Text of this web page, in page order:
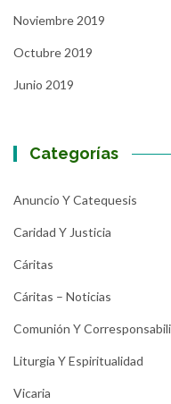
Noviembre 2019
Octubre 2019
Junio 2019
Categorías
Anuncio Y Catequesis
Caridad Y Justicia
Cáritas
Cáritas – Noticias
Comunión Y
Liturgia Y Espiritualidad
Vicaria